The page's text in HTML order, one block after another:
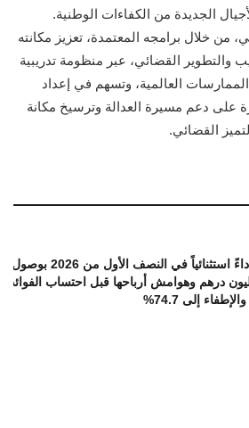
الجديدة من الكفاءات الوطنية.
من خلال برامجه المعتمدة، تعزيز مكانته
والتطوير القضائي، عبر منظومة تدريبية
العالمية، وتسهم في إعداد
على دعم مسيرة العدالة وترسيخ مكانة
القضائي.
"ألف للتعليم" تحقق أداءً استثنائياً في النصف الأول من 2026 بوصول
إلى 361.6 مليون درهم وهوامش أرباحها قبل احتساب الفوائد
إلى 74.7%